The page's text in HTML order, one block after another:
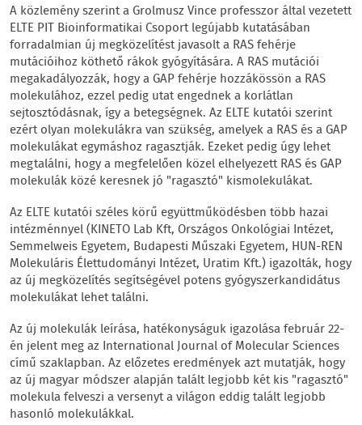
A közlemény szerint a Grolmusz Vince professzor által vezetett
ELTE PIT Bioinformatikai Csoport legújabb kutatásában
forradalmian új megközelítést javasolt a RAS fehérje
mutációihoz köthető rákok gyógyítására. A RAS mutációi
megakadályozzák, hogy a GAP fehérje hozzákössön a RAS
molekulához, ezzel pedig utat engednek a korlátlan
sejtosztódásnak, így a betegségnek. Az ELTE kutatói szerint
ezért olyan molekulákra van szükség, amelyek a RAS és a GAP
molekulákat egymáshoz ragasztják. Ezeket pedig úgy lehet
megtalálni, hogy a megfelelően közel elhelyezett RAS és GAP
molekulák közé keresnek jó "ragasztó" kismolekulákat.
Az ELTE kutatói széles körű együttműködésben több hazai
intézménnyel (KINETO Lab Kft, Országos Onkológiai Intézet,
Semmelweis Egyetem, Budapesti Műszaki Egyetem, HUN-REN
Molekuláris Élettudományi Intézet, Uratim Kft.) igazolták, hogy
az új megközelítés segítségével potens gyógyszerkandidátus
molekulákat lehet találni.
Az új molekulák leírása, hatékonyságuk igazolása február 22-
én jelent meg az International Journal of Molecular Sciences
című szaklapban. Az előzetes eredmények azt mutatják, hogy
az új magyar módszer alapján talált legjobb két kis "ragasztó"
molekula felveszi a versenyt a világon eddig talált legjobb
hasonló molekulákkal.